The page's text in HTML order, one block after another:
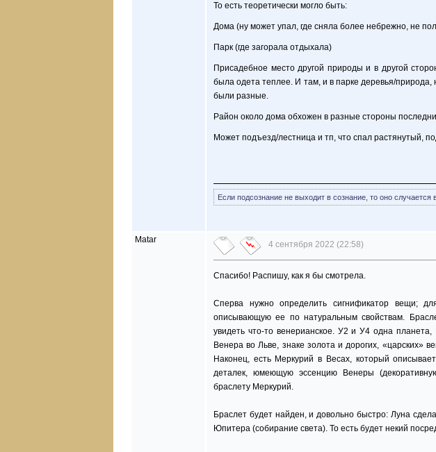
То есть теоретически могло быть:
Дома (ну может упал, где сняла более небрежно, не
Парк (где загорала отдыхала)
Присадебное место другой природы и в другой
была одета теплее. И там, и в парке деревья/
были разные.
Район около дома обхожен в разные стороны
Может подъезд/лестница и тп, что спал растянутый,
Если подсознание не выходит в сознание, то оно случается
Matar 4 сентября 2022 (22:58)
Спасибо! Распишу, как я бы смотрела.
Сперва нужно определить сигнификатор вещи;
описывающую ее по натуральным свойствам.
увидеть что-то венерианское. У2 и У4 одна
Венера во Льве, знаке золота и дорогих, «царских»
Наконец, есть Меркурий в Весах, который
деталек, юмеющую эссенцию Венеры
браслету Меркурий.
Браслет будет найден, и довольно быстро: Луна
Юпитера (собирание света). То есть будет некий